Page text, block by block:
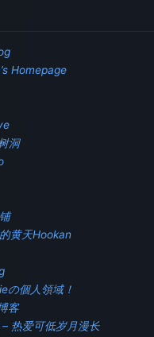
Homepage
洞
黄天Hookan
の個人領域！
客
热爱可低岁月漫长